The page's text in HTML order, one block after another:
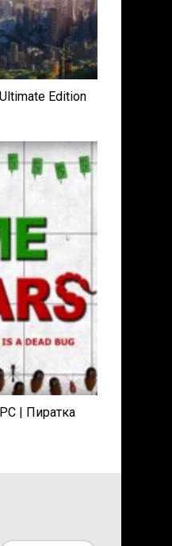
Edition
| Пиратка